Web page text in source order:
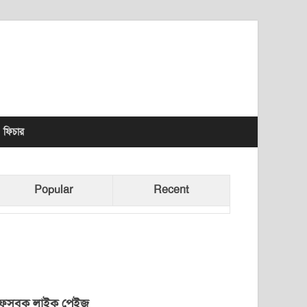
ফিচার
Popular Recent
লাইক পেইজ